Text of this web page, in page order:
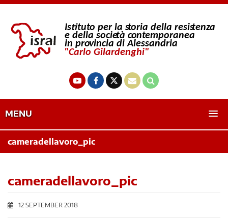
MENU
cameradellavoro_pic
cameradellavoro_pic
12 SEPTEMBER 2018